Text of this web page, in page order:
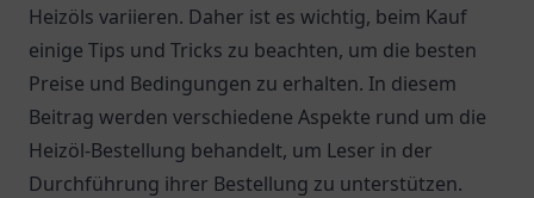
Heizöls variieren. Daher ist es wichtig, beim Kauf
einige Tips und Tricks zu beachten, um die besten
Preise und Bedingungen zu erhalten. In diesem
Beitrag werden verschiedene Aspekte rund um die
Heizöl-Bestellung behandelt, um Leser in der
Durchführung ihrer Bestellung zu unterstützen.